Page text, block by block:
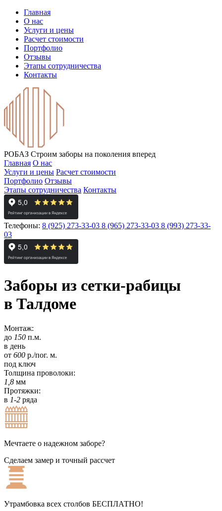
Главная
О нас
Услуги и цены
Расчет стоимости
Портфолио
Отзывы
Этапы сотрудничества
Контакты
РОБАЗ Строим заборы на поколения вперед
Главная О нас
Услуги и цены Расчет стоимости
Портфолио Отзывы
Этапы сотрудничества Контакты
Телефоны: 8 (925) 273-33-03 8 (965) 273-33-03 8 (993) 273-33-
03
Заборы из сетки-рабицы
в Талдоме
Монтаж:
до 150 п.м.
в день
от 600 р./пог. м.
под ключ
Толщина проволоки:
1,8 мм
Протяжки:
в 1-2 ряда
Мечтаете о надежном заборе?
Сделаем замер и точный рассчет
Утрамбовка всех столбов БЕСПЛАТНО!